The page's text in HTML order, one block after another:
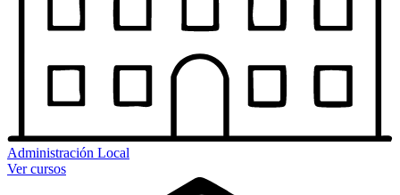
Administración Local
Ver cursos